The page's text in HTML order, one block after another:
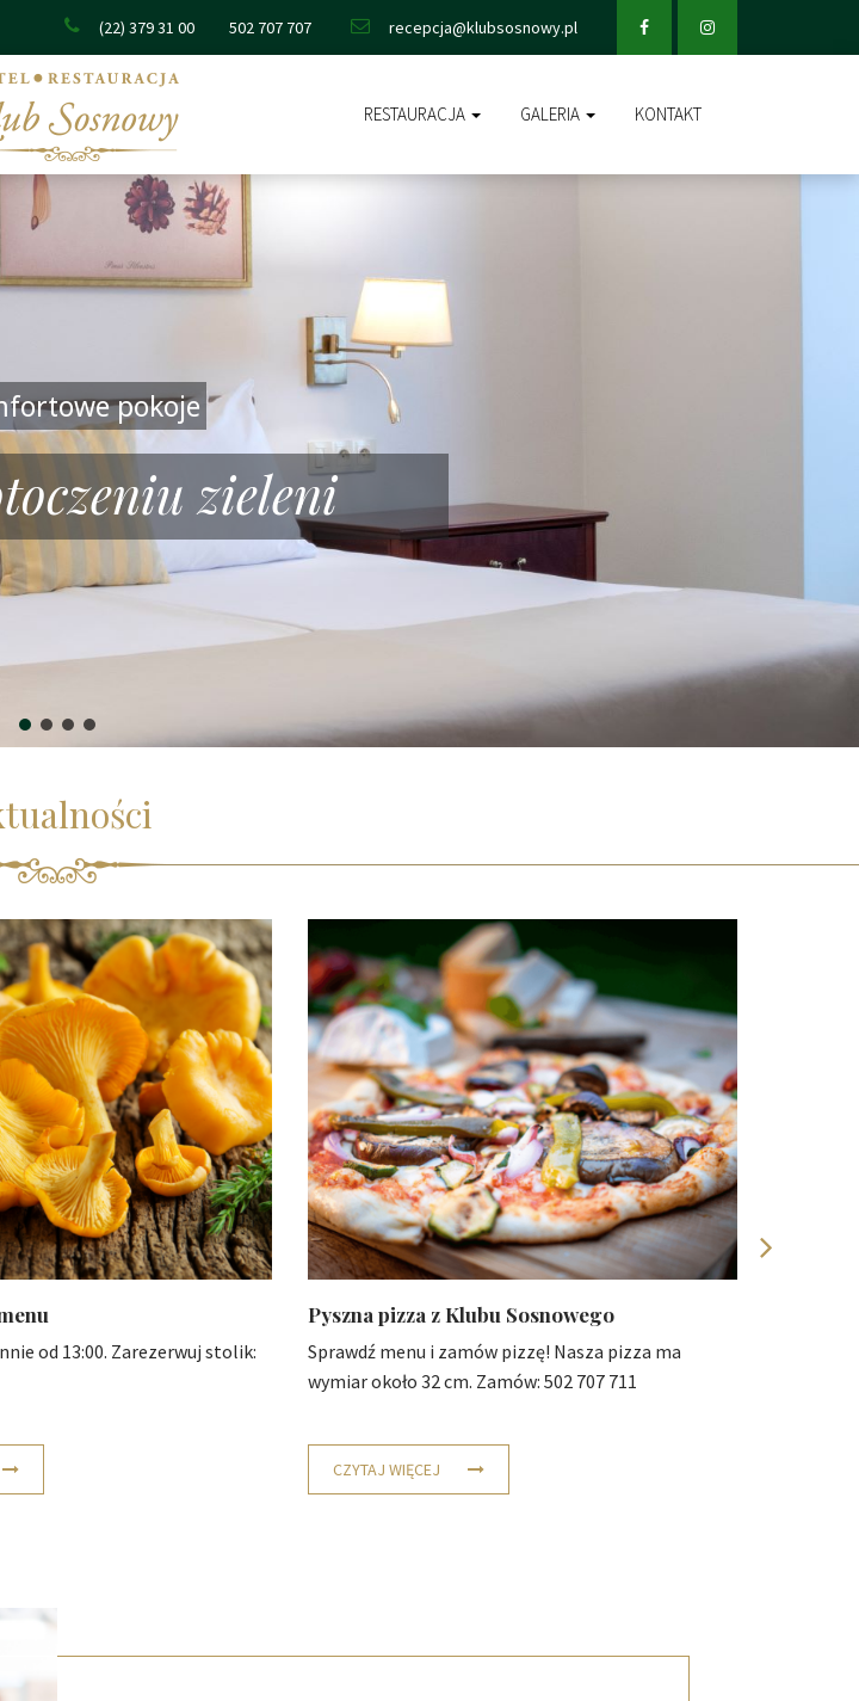
(22) 379 31 00 502 707 707 recepcja@klubsosnowy.pl FacebookInstagram
RESTAURACJA GALERIA KONTAKT
pokoje
zieleni
od 13:00. Zarezerwuj stolik:
Pyszna pizza z Klubu Sosnowego
Sprawdź menu i zamów pizzę! Nasza pizza ma
wymiar około 32 cm. Zamów: 502 707 711
CZYTAJ WIĘCEJ